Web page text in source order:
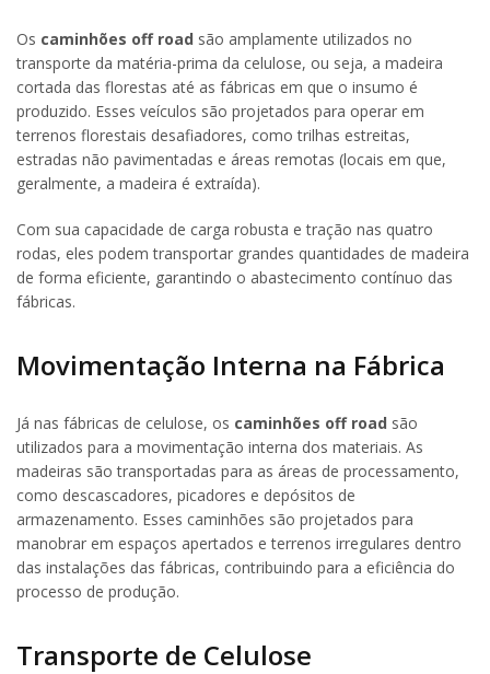
Os caminhões off road são amplamente utilizados no
transporte da matéria-prima da celulose, ou seja, a madeira
cortada das florestas até as fábricas em que o insumo é
produzido. Esses veículos são projetados para operar em
terrenos florestais desafiadores, como trilhas estreitas,
estradas não pavimentadas e áreas remotas (locais em que,
geralmente, a madeira é extraída).
Com sua capacidade de carga robusta e tração nas quatro
rodas, eles podem transportar grandes quantidades de madeira
de forma eficiente, garantindo o abastecimento contínuo das
fábricas.
Movimentação Interna na Fábrica
Já nas fábricas de celulose, os caminhões off road são
utilizados para a movimentação interna dos materiais. As
madeiras são transportadas para as áreas de processamento,
como descascadores, picadores e depósitos de
armazenamento. Esses caminhões são projetados para
manobrar em espaços apertados e terrenos irregulares dentro
das instalações das fábricas, contribuindo para a eficiência do
processo de produção.
Transporte de Celulose